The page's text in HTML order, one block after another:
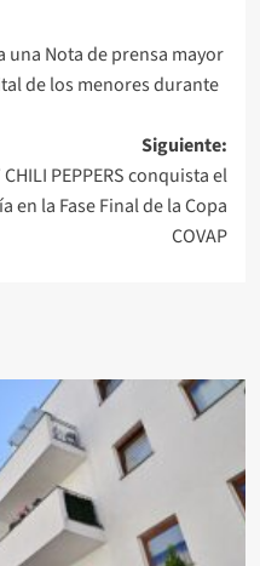
una Nota de prensa mayor
de los menores durante
Siguiente:
PEPPERS conquista el
en la Fase Final de la Copa
COVAP